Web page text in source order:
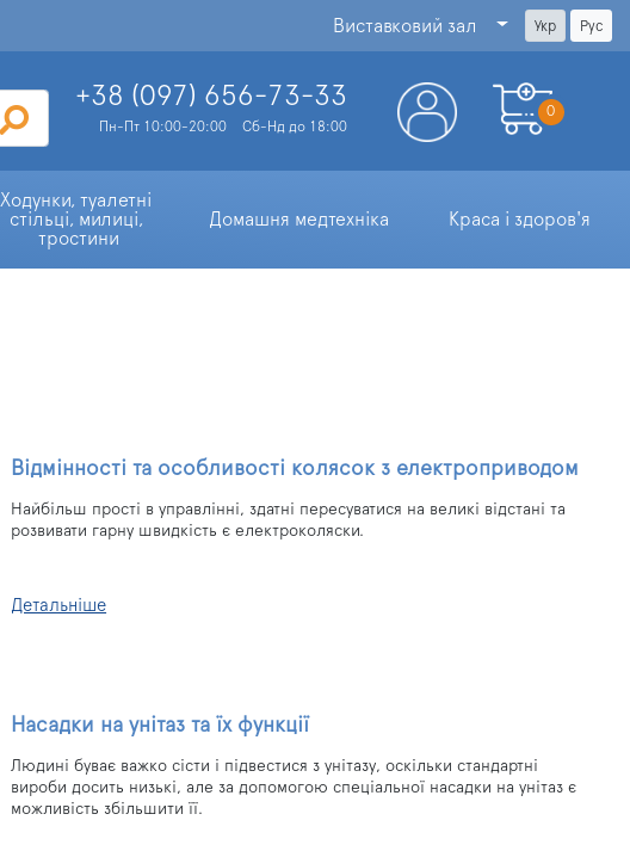
Виставковий зал Укр Рус
+38 (097) 656-73-33
Пн-Пт 10:00-20:00 Сб-Нд до 18:00
0
Ходунки, туалетні
стільці, милиці,
тростини
Домашня медтехніка Краса і здоров'я
Відмінності та особливості колясок з електроприводом
Найбільш прості в управлінні, здатні пересуватися на великі відстані та
розвивати гарну швидкість є електроколяски.
Детальніше
Насадки на унітаз та їх функції
Людині буває важко сісти і підвестися з унітазу, оскільки стандартні
вироби досить низькі, але за допомогою спеціальної насадки на унітаз є
можливість збільшити її.